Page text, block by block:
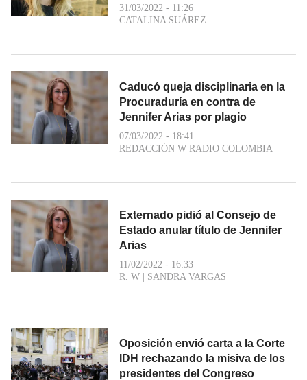
31/03/2022 - 11:26
CATALINA SUÁREZ
Caducó queja disciplinaria en la
Procuraduría en contra de
Jennifer Arias por plagio
07/03/2022 - 18:41
REDACCIÓN W RADIO COLOMBIA
Externado pidió al Consejo de
Estado anular título de Jennifer
Arias
11/02/2022 - 16:33
R. W | SANDRA VARGAS
Oposición envió carta a la Corte
IDH rechazando la misiva de los
presidentes del Congreso